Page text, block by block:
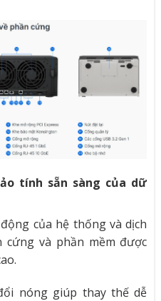
tính sẵn sàng của dữ
của hệ thống và dịch
và phần mềm được
nóng giúp thay thế dễ